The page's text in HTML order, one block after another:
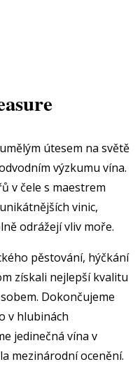
útesem na světě
výzkumu vína.
v čele s maestrem
vinic,
odrážejí vliv moře.
pěstování, hýčkání
získali nejlepší kvalitu
Dokončujeme
v hlubinách
jedinečná vína v
mezinárodní ocenění.